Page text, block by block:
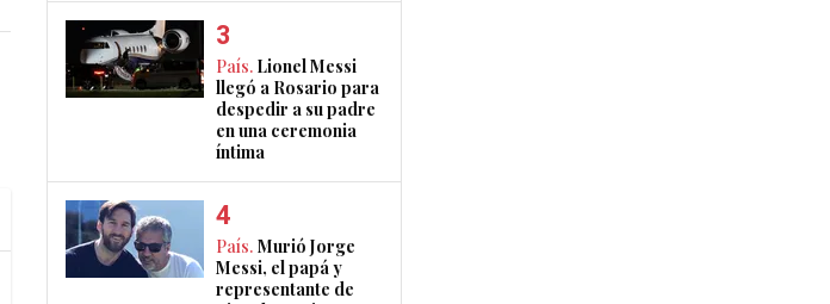
País. Lionel Messi
llegó a Rosario para
despedir a su padre
en una ceremonia
íntima
País. Murió Jorge
Messi, el papá y
representante de